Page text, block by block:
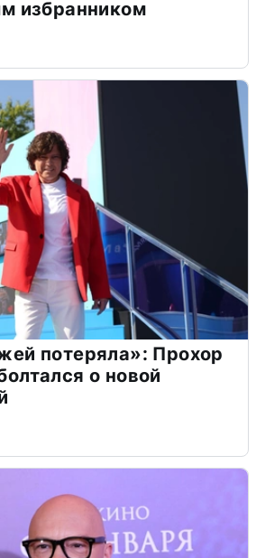
избранником
потеряла»: Прохор
о новой